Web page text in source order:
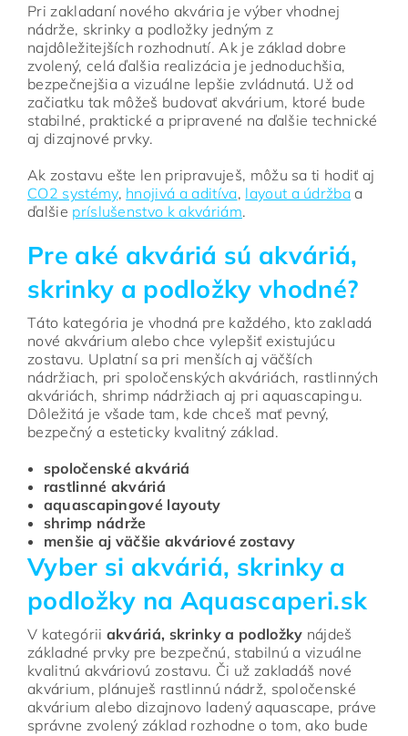
Pri zakladaní nového akvária je výber vhodnej
nádrže, skrinky a podložky jedným z
najdôležitejších rozhodnutí. Ak je základ dobre
zvolený, celá ďalšia realizácia je jednoduchšia,
bezpečnejšia a vizuálne lepšie zvládnutá. Už od
začiatku tak môžeš budovať akvárium, ktoré bude
stabilné, praktické a pripravené na ďalšie technické
aj dizajnové prvky.
Ak zostavu ešte len pripravuješ, môžu sa ti hodiť aj
CO2 systémy, hnojivá a aditíva, layout a údržba a
ďalšie príslušenstvo k akváriám.
Pre aké akváriá sú akváriá,
skrinky a podložky vhodné?
Táto kategória je vhodná pre každého, kto zakladá
nové akvárium alebo chce vylepšiť existujúcu
zostavu. Uplatní sa pri menších aj väčších
nádržiach, pri spoločenských akváriách, rastlinných
akváriách, shrimp nádržiach aj pri aquascapingu.
Dôležitá je všade tam, kde chceš mať pevný,
bezpečný a esteticky kvalitný základ.
spoločenské akváriá
rastlinné akváriá
aquascapingové layouty
shrimp nádrže
menšie aj väčšie akváriové zostavy
Vyber si akváriá, skrinky a
podložky na Aquascaperi.sk
V kategórii akváriá, skrinky a podložky nájdeš
základné prvky pre bezpečnú, stabilnú a vizuálne
kvalitnú akváriovú zostavu. Či už zakladáš nové
akvárium, plánuješ rastlinnú nádrž, spoločenské
akvárium alebo dizajnovo ladený aquascape, práve
správne zvolený základ rozhodne o tom, ako bude